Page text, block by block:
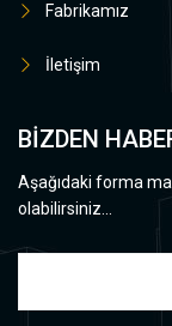
Fabrikamız
İletişim
BİZDEN
Aşağıdaki forma
olabilirsiniz...